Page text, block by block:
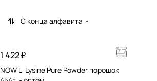
С конца алфавита
1 422 ₽
NOW L-Lysine Pure Powder порошок